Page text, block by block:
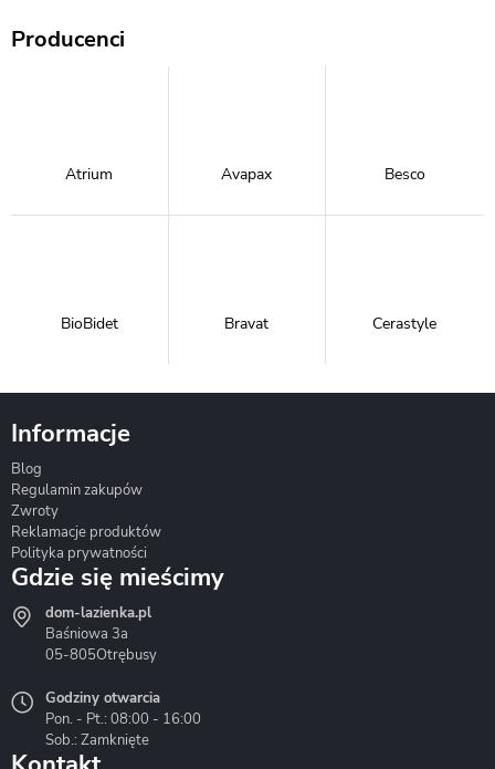
Producenci
Atrium Avapax Besco
BioBidet Bravat Cerastyle
Hydrostop
Informacje
Blog
Regulamin zakupów
Zwroty
Reklamacje produktów
Polityka prywatności
Gdzie się mieścimy
dom-lazienka.pl
Baśniowa 3a
05-805Otrębusy
Godziny otwarcia
Pon. - Pt.: 08:00 - 16:00
Sob.: Zamknięte